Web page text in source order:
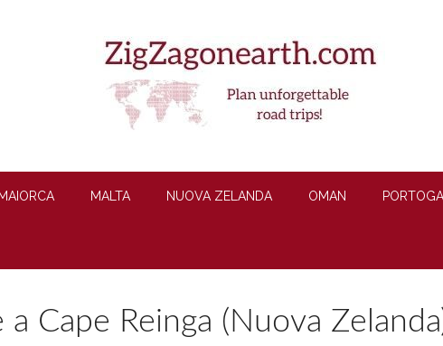
MAIORCA MALTA NUOVA ZELANDA OMAN
a Cape Reinga (Nuova